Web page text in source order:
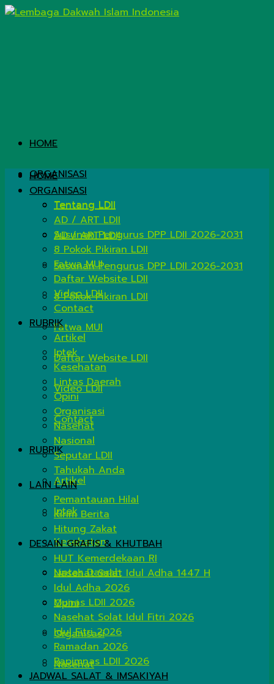
HOME
ORGANISASI
Tentang LDII
AD / ART LDII
Susunan Pengurus DPP LDII 2026-2031
8 Pokok Pikiran LDII
Fatwa MUI
Daftar Website LDII
Video LDII
Contact
RUBRIK
Artikel
Iptek
Kesehatan
Lintas Daerah
Opini
Organisasi
Nasehat
HOME
ORGANISASI
Tentang LDII
AD / ART LDII
Susunan Pengurus DPP LDII 2026-2031
8 Pokok Pikiran LDII
Fatwa MUI
Daftar Website LDII
Video LDII
Contact
RUBRIK
Artikel
Iptek
Kesehatan
Lintas Daerah
Opini
Organisasi
Nasehat
Nasional
Seputar LDII
Tahukah Anda
LAIN LAIN
Pemantauan Hilal
Kirim Berita
Hitung Zakat
DESAIN GRAFIS & KHUTBAH
HUT Kemerdekaan RI
Nasehat Salat Idul Adha 1447 H
Idul Adha 2026
Munas LDII 2026
Nasehat Solat Idul Fitri 2026
Idul Fitri 2026
Ramadan 2026
Rapimnas LDII 2026
JADWAL SALAT & IMSAKIYAH